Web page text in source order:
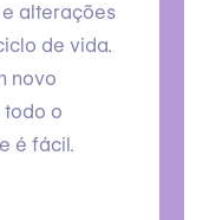
alterações
de vida.
novo
o
é fácil.